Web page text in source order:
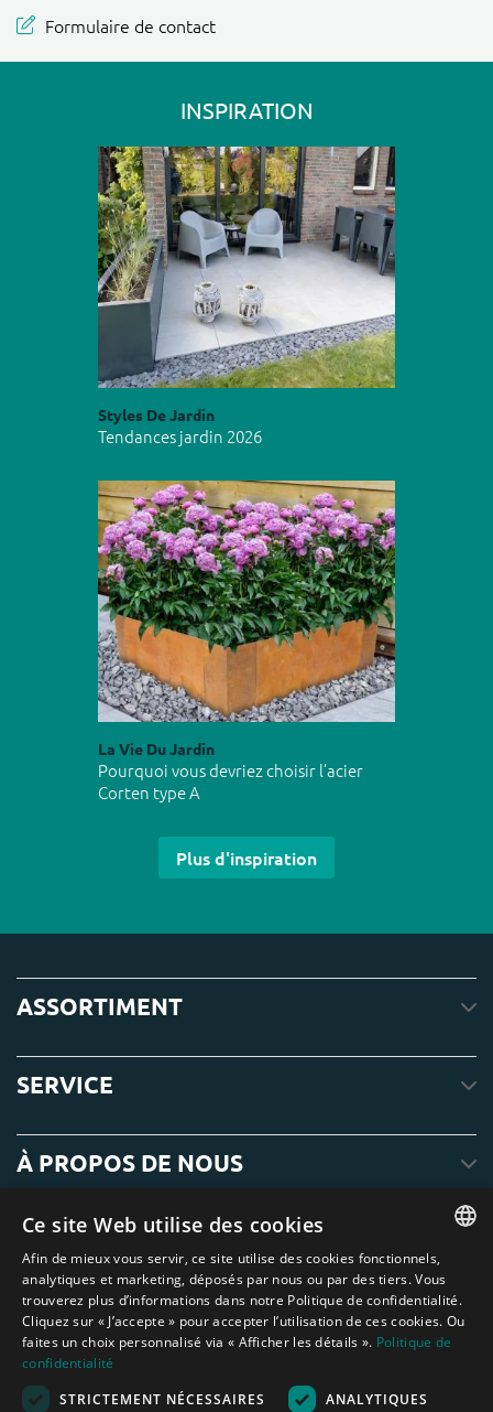
Formulaire de contact
INSPIRATION
Styles De Jardin
Tendances jardin 2026
La Vie Du Jardin
Pourquoi vous devriez choisir l’acier
Corten type A
Plus d'inspiration
ASSORTIMENT
SERVICE
À PROPOS DE NOUS
Amagard.com (Kranendonk B.V.) Aucun texte ou photo de ce site web ne
ENGLISH
DUTCH
GERMAN
Ce site Web utilise des cookies
Afin de mieux vous servir, ce site utilise des cookies fonctionnels,
analytiques et marketing, déposés par nous ou par des tiers. Vous
trouverez plus d’informations dans notre Politique de confidentialité.
Cliquez sur « J’accepte » pour accepter l’utilisation de ces cookies. Ou
faites un choix personnalisé via « Afficher les détails ». Politique de
confidentialité
STRICTEMENT NÉCESSAIRES
ANALYTIQUES